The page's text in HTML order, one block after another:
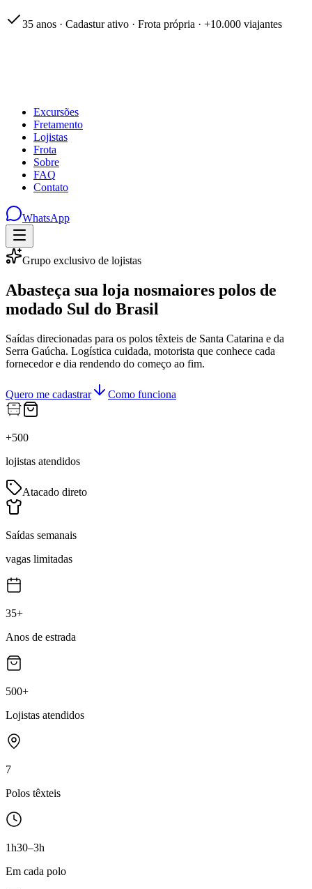
35 anos · Cadastur ativo · Frota própria · +10.000 viajantes
Excursões
Fretamento
Lojistas
Frota
Sobre
FAQ
Contato
WhatsApp
Grupo exclusivo de lojistas
Abasteça sua loja nosmaiores polos de
modado Sul do Brasil
Saídas direcionadas para os polos têxteis de Santa Catarina e da
Serra Gaúcha. Logística cuidada, motorista que conhece cada
fornecedor e dia rendendo do começo ao fim.
Quero me cadastrar Como funciona
+500
lojistas atendidos
Atacado direto
Saídas semanais
vagas limitadas
35+
Anos de estrada
500+
Lojistas atendidos
7
Polos têxteis
1h30–3h
Em cada polo